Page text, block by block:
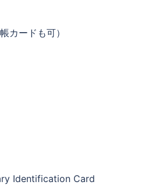
カードも可）
Identification Card